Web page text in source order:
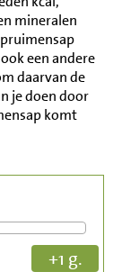
mineralen
een andere
daarvan de
je doen door
komt
+1 g.